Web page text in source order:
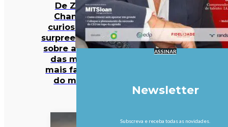
De Zara a
Chanel: 12
curiosidades
surpreendentes
sobre algumas
das marcas
mais famosas
do mundo
ASSINAR
Newsletter
Subscreva e receba todas as novidades.